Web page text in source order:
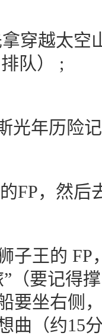
穿越太空
队） ;
年历险记
，然后
王的 FP
（要记得
要坐右侧
曲（约15